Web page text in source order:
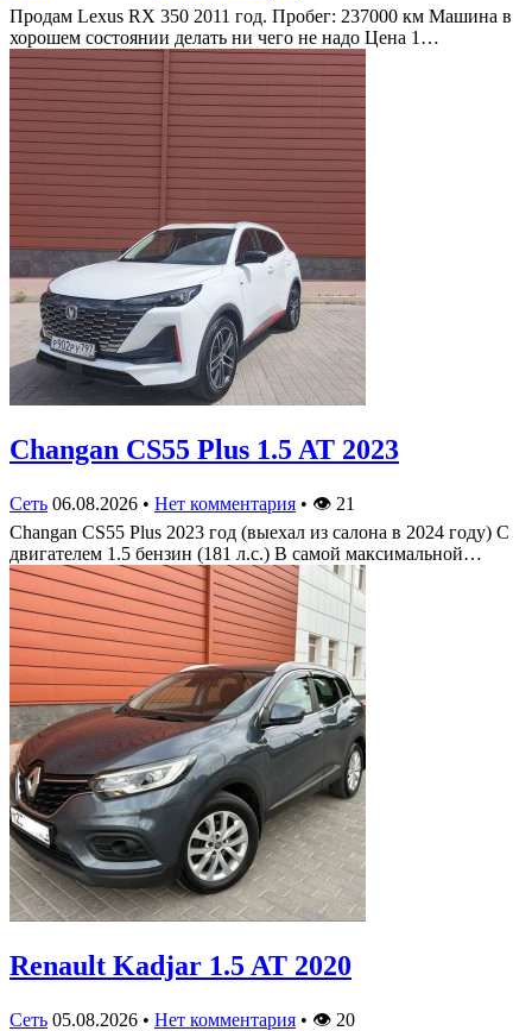
Продам Lexus RX 350 2011 год. Пробег: 237000 км Машина в
хорошем состоянии делать ни чего не надо Цена 1…
Changan CS55 Plus 1.5 AT 2023
Сеть 06.08.2026 • Нет комментария • 👁 21
Changan CS55 Plus 2023 год (выехал из салона в 2024 году) С
двигателем 1.5 бензин (181 л.с.) В самой максимальной…
Renault Kadjar 1.5 AT 2020
Сеть 05.08.2026 • Нет комментария • 👁 20